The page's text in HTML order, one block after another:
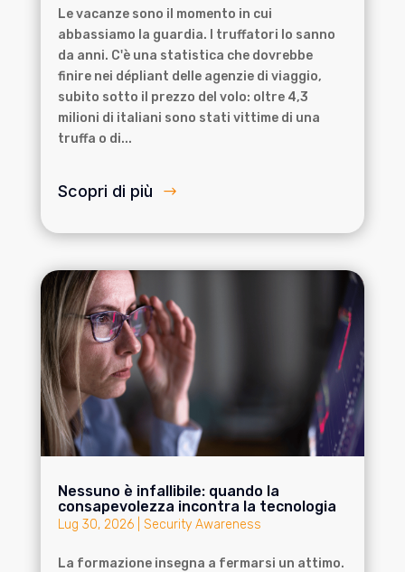
Le vacanze sono il momento in cui
abbassiamo la guardia. I truffatori lo sanno
da anni. C'è una statistica che dovrebbe
finire nei dépliant delle agenzie di viaggio,
subito sotto il prezzo del volo: oltre 4,3
milioni di italiani sono stati vittime di una
truffa o di...
Scopri di più
Nessuno è infallibile: quando la
consapevolezza incontra la tecnologia
Lug 30, 2026| Security Awareness
La formazione insegna a fermarsi un attimo.